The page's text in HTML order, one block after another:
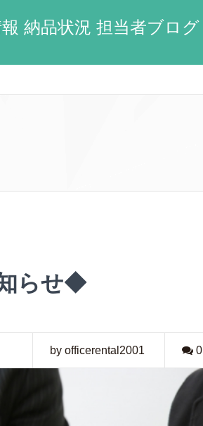
納品状況 担当者ブログ
らせ◆
by officerental2001 0